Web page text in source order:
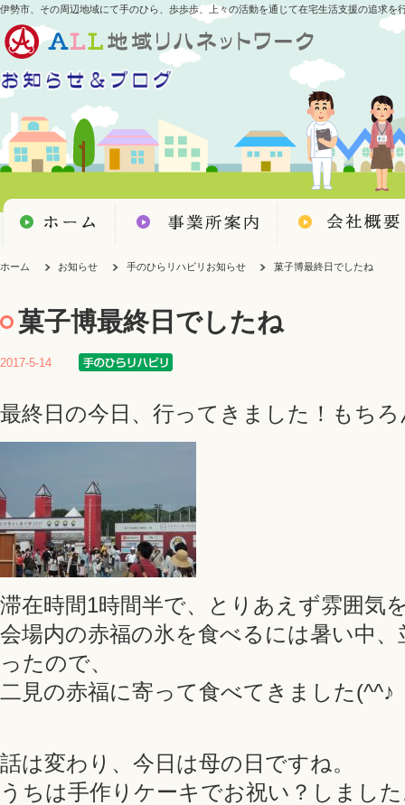
伊勢市、その周辺地域にて手のひら、歩歩歩、上々の活動を通じて在宅生活支援の追求を
ホーム お知らせ 手のひらリハビリお知らせ 菓子博最終日でしたね
菓子博最終日でしたね
2017-5-14
最終日の今日、行ってきました！もち
滞在時間1時間半で、とりあえず雰囲気
会場内の赤福の氷を食べるには暑い中
ったので、
二見の赤福に寄って食べてきました(^^♪
話は変わり、今日は母の日ですね。
うちは手作りケーキでお祝い？しまし